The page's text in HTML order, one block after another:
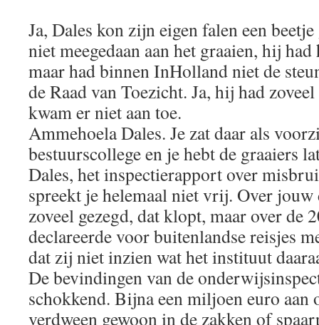
Ja, Dales kon zijn eigen falen een
niet meegedaan aan het graaien, hij
maar had binnen InHolland niet de
de Raad van Toezicht. Ja, hij had
kwam er niet aan toe.
Ammehoela Dales. Je zat daar als
bestuurscollege en je hebt de graaiers
Dales, het inspectierapport over
spreekt je helemaal niet vrij. Over
zoveel gezegd, dat klopt, maar over de
declareerde voor buitenlandse reisjes
dat zij niet inzien wat het instituut
De bevindingen van de
schokkend. Bijna een miljoen euro
verdween gewoon in de zakken of